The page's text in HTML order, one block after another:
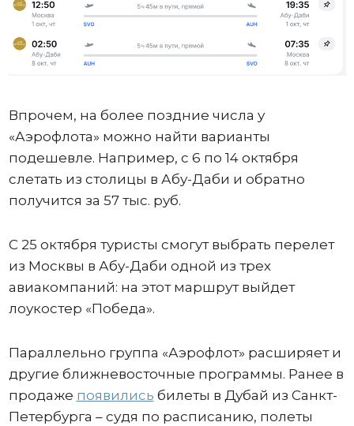
Впрочем, на более поздние числа у
«Аэрофлота» можно найти варианты
подешевле. Например, с 6 по 14 октября
слетать из столицы в Абу-Даби и обратно
получится за 57 тыс. руб.
С 25 октября туристы смогут выбрать перелет
из Москвы в Абу-Даби одной из трех
авиакомпаний: на этот маршрут выйдет
лоукостер «Победа».
Параллельно группа «Аэрофлот» расширяет и
другие ближневосточные программы. Ранее в
продаже появились билеты в Дубай из Санкт-
Петербурга – судя по расписанию, полеты